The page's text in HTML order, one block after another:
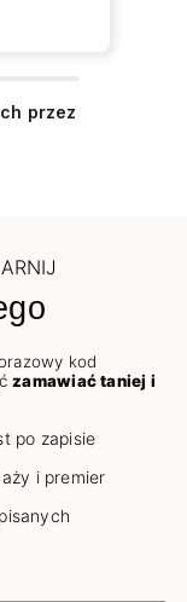
przez
kod
zamawiać taniej i
po zapisie
i premier